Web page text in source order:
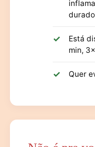
Está
min,
Quer